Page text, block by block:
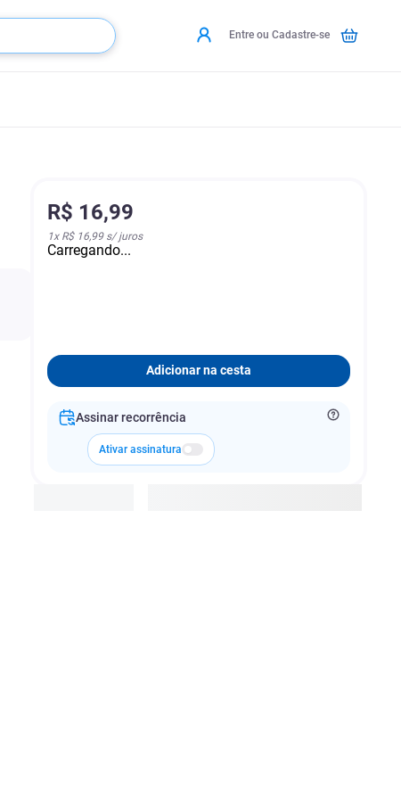
Entre ou Cadastre-se
R$ 16,99
1x R$ 16,99s/ juros
Carregando...
Adicionar na cesta
Assinar recorrência
Ativar assinatura